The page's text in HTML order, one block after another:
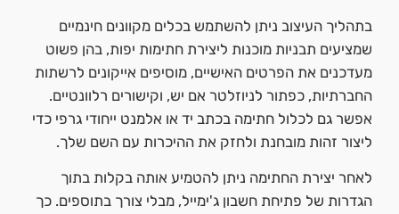
בתהליך העיצוב ניתן להשתמש בכלים מקוונים חינמיים
שמציעים תבניות מוכנות ליצירת חתימות יפות, בהן פשוט
מעדכנים את הפרטים האישיים, מוסיפים אייקונים לרשתות
החברתיות, כפתור לניוזלטר אם יש, וקישורים רלוונטיים.
אפשר גם לכלול חתימה בכתב יד או אלמנט ייחודי גרפי כדי
ליצור זהות מובחנת ולחזק את ההיכרות עם השם שלך.
לאחר יצירת החתימה ניתן להטמיע אותה בקלות בתוך
הגדרות של פתיחת חשבון ג'ימייל, מבלי צורך בתוספים. כך